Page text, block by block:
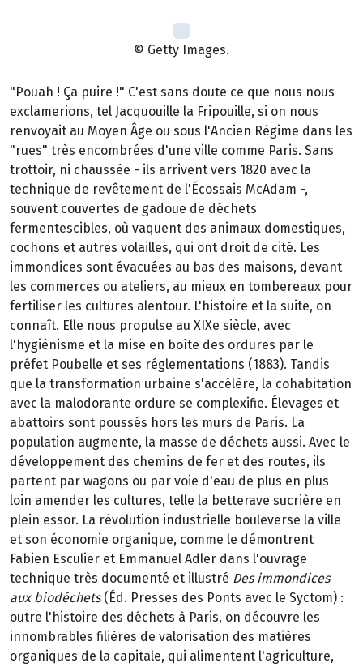
© Getty Images.
"Pouah ! Ça puire !" C'est sans doute ce que nous nous
exclamerions, tel Jacquouille la Fripouille, si on nous
renvoyait au Moyen Âge ou sous l'Ancien Régime dans les
"rues" très encombrées d'une ville comme Paris. Sans
trottoir, ni chaussée - ils arrivent vers 1820 avec la
technique de revêtement de l'Écossais McAdam -,
souvent couvertes de gadoue de déchets
fermentescibles, où vaquent des animaux domestiques,
cochons et autres volailles, qui ont droit de cité. Les
immondices sont évacuées au bas des maisons, devant
les commerces ou ateliers, au mieux en tombereaux pour
fertiliser les cultures alentour. L'histoire et la suite, on
connaît. Elle nous propulse au XIXe siècle, avec
l'hygiénisme et la mise en boîte des ordures par le
préfet Poubelle et ses réglementations (1883). Tandis
que la transformation urbaine s'accélère, la cohabitation
avec la malodorante ordure se complexifie. Élevages et
abattoirs sont poussés hors les murs de Paris. La
population augmente, la masse de déchets aussi. Avec le
développement des chemins de fer et des routes, ils
partent par wagons ou par voie d'eau de plus en plus
loin amender les cultures, telle la betterave sucrière en
plein essor. La révolution industrielle bouleverse la ville
et son économie organique, comme le démontrent
Fabien Esculier et Emmanuel Adler dans l'ouvrage
technique très documenté et illustré Des immondices
aux biodéchets(Éd. Presses des Ponts avec le Syctom) :
outre l'histoire des déchets à Paris, on découvre les
innombrables filières de valorisation des matières
organiques de la capitale, qui alimentent l'agriculture,